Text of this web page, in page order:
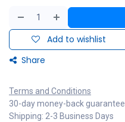
Add to wishlist
Share
Terms and Conditions
30-day money-back guarantee
Shipping: 2-3 Business Days